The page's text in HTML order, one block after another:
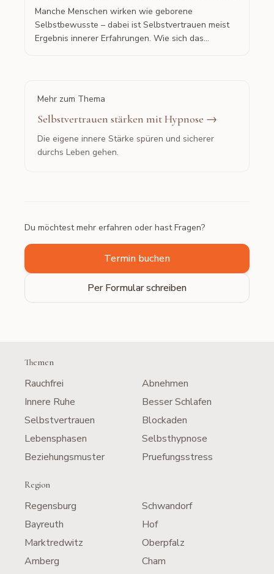
Manche Menschen wirken wie geborene
Selbstbewusste – dabei ist Selbstvertrauen meist
Ergebnis innerer Erfahrungen. Wie sich das
Mehr zum Thema
Selbstvertrauen stärken mit Hypnose →
Die eigene innere Stärke spüren und sicherer
durchs Leben gehen.
Du möchtest mehr erfahren oder hast Fragen?
Termin buchen
Per Formular schreiben
Themen
Rauchfrei
Abnehmen
Innere Ruhe
Besser Schlafen
Selbstvertrauen
Blockaden
Lebensphasen
Selbsthypnose
Beziehungsmuster
Pruefungsstress
Region
Regensburg
Schwandorf
Bayreuth
Hof
Marktredwitz
Oberpfalz
Amberg
Cham